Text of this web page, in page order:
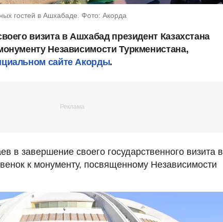
гостей в Ашхабаде. Фото: Акорда
визита в Ашхабад президент Казахстана
Независимости Туркменистана,
сайте Акорды.
в завершение своего государственного визита в
к монументу, посвященному Независимости